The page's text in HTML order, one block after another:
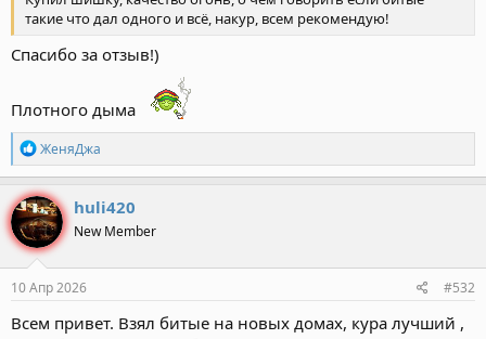
такие что дал одного и всё, накур, всем рекомендую!
Спасибо за отзыв!)
Плотного дыма
Р
е
а
к
ц
и
и
:
ЖеняДжа
huli420
New Member
10 Апр 2026 #532
Всем привет. Взял битые на новых домах, кура лучший ,